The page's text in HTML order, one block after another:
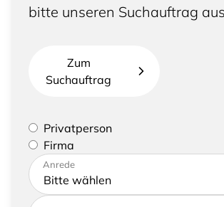
bitte unseren Suchauftrag
Zum
Suchauftrag
Bitte geben Sie an, ob Sie eine
oder eine Firma vertreten
Privatperson
Firma
Bitte tragen Sie Ihre Adresse sowie
Kontaktdaten ein
Anrede